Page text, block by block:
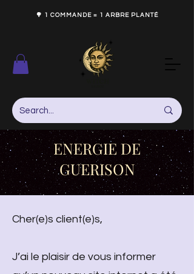
🌳 1 COMMANDE = 1 ARBRE PLANTÉ
ENERGIE DE
GUERISON
Cher(e)s client(e)s,
J’ai le plaisir de vous informer